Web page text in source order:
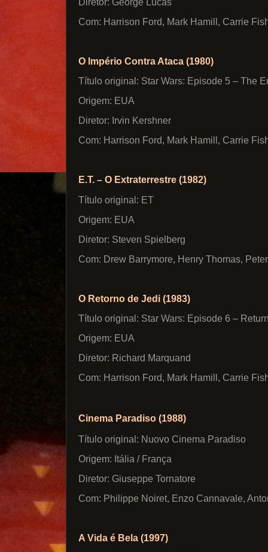
Com: Harrison Ford, Mark Hamill, Carrie
O Império Contra Ataca (1980)
Título original: Star Wars: Episode 5 – The
Origem: EUA
Diretor: Irvin Kershner
Com: Harrison Ford, Mark Hamill, Carrie
E.T. – O Extraterrestre (1982)
Título original: ET
Origem: EUA
Diretor: Steven Spielberg
Com: Drew Barrymore, Henry Thomas,
O Retorno de Jedi (1983)
Título original: Star Wars: Episode 6 –
Origem: EUA
Diretor: Richard Marquand
Com: Harrison Ford, Mark Hamill, Carrie
Cinema Paradiso (1988)
Título original: Nuovo Cinema Paradiso
Origem: Itália / França
Diretor: Giuseppe Tornatore
Com: Philippe Noiret, Enzo Cannavale,
A Vida é Bela (1997)